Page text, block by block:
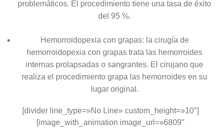
problemáticos. El procedimiento tiene una tasa de éxito
del 95 %.
Hemorroidopexia con grapas: la cirugía de
hemorroidopexia con grapas trata las hemorroides
internas prolapsadas o sangrantes. El cirujano que
realiza el procedimiento grapa las hemorroides en su
lugar original.
[divider line_type=»No Line» custom_height=»10″]
[image_with_animation image_url=»6809″